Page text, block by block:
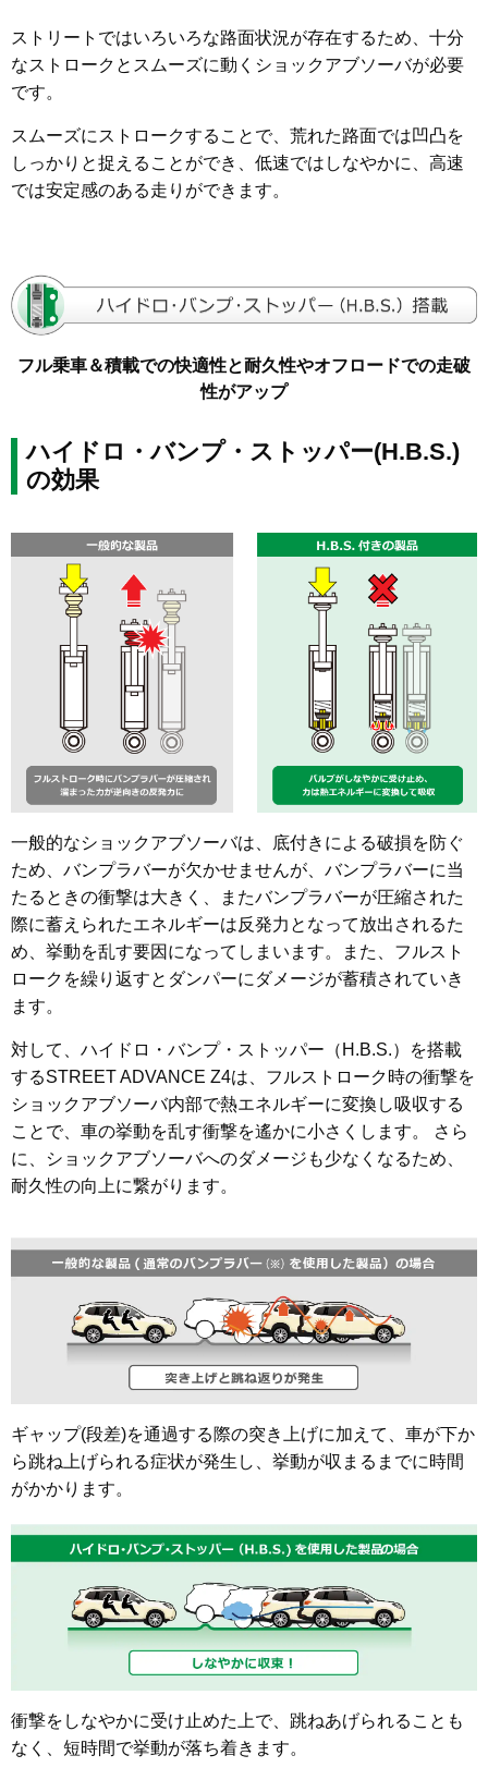
ストリートではいろいろな路面状況が存在するため、十分
なストロークとスムーズに動くショックアブソーバが必要
です。
スムーズにストロークすることで、荒れた路面では凹凸を
しっかりと捉えることができ、低速ではしなやかに、高速
では安定感のある走りができます。
フル乗車＆積載での快適性と耐久性やオフロードでの走破
性がアップ
ハイドロ・バンプ・ストッパー(H.B.S.)
の効果
一般的なショックアブソーバは、底付きによる破損を防ぐ
ため、バンプラバーが欠かせませんが、バンプラバーに当
たるときの衝撃は大きく、またバンプラバーが圧縮された
際に蓄えられたエネルギーは反発力となって放出されるた
め、挙動を乱す要因になってしまいます。また、フルスト
ロークを繰り返すとダンパーにダメージが蓄積されていき
ます。
対して、ハイドロ・バンプ・ストッパー（H.B.S.）を搭載
するSTREET ADVANCE Z4は、フルストローク時の衝撃を
ショックアブソーバ内部で熱エネルギーに変換し吸収する
ことで、車の挙動を乱す衝撃を遙かに小さくします。 さら
に、ショックアブソーバへのダメージも少なくなるため、
耐久性の向上に繋がります。
ギャップ(段差)を通過する際の突き上げに加えて、車が下か
ら跳ね上げられる症状が発生し、挙動が収まるまでに時間
がかかります。
衝撃をしなやかに受け止めた上で、跳ねあげられることも
なく、短時間で挙動が落ち着きます。